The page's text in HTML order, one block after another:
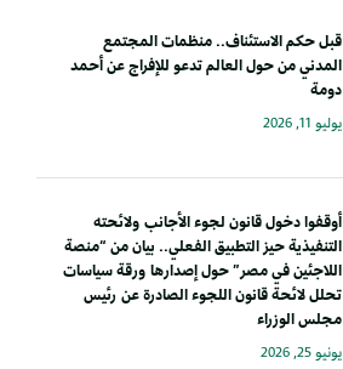
قبل حكم الاستئناف.. منظمات المجتمع
المدني من حول العالم تدعو للإفراج عن أحمد
دومة
يوليو 11, 2026
أوقفوا دخول قانون لجوء الأجانب ولائحته
التنفيذية حيز التطبيق الفعلي.. بيان من “منصة
اللاجئين في مصر” حول إصدارها ورقة سياسات
تحلل لائحة قانون اللجوء الصادرة عن رئيس
مجلس الوزراء
يونيو 25, 2026